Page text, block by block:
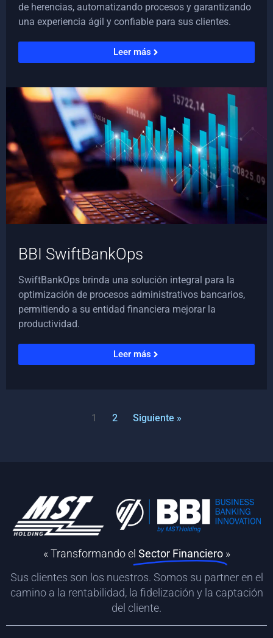
de herencias, automatizando procesos y garantizando
una experiencia ágil y confiable para sus clientes.
Leer más
BBI SwiftBankOps
SwiftBankOps brinda una solución integral para la
optimización de procesos administrativos bancarios,
permitiendo a su entidad financiera mejorar la
productividad.
Leer más
1 2 Siguiente »
« Transformando el Sector Financiero »
Sus clientes son los nuestros. Somos su partner en el
camino a la rentabilidad, la fidelización y la captación
del cliente.